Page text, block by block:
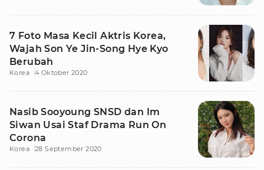
7 Foto Masa Kecil Aktris Korea,
Wajah Son Ye Jin-Song Hye Kyo
Berubah
Korea 4 Oktober 2020
Nasib Sooyoung SNSD dan Im
Siwan Usai Staf Drama Run On
Corona
Korea 28 September 2020